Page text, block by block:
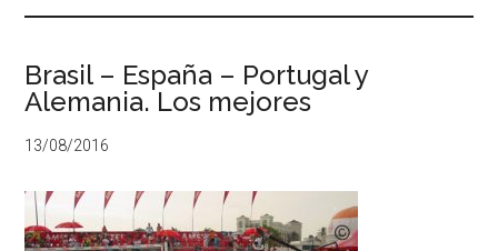
Brasil – España – Portugal y
Alemania. Los mejores
13/08/2016